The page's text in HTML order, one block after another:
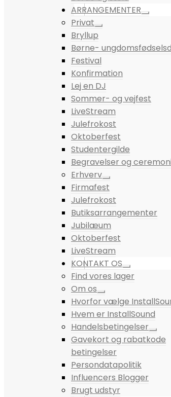
ARRANGEMENTER
Privat
Bryllup
Børne-
Festival
Konfirmation
Lej en DJ
Sommer- og vejfest
LiveStream
Julefrokost
Oktoberfest
Studentergilde
Begravelser og
Erhverv
Firmafest
Julefrokost
Butiksarrangementer
Jubilæum
Oktoberfest
LiveStream
KONTAKT OS
Find vores lager
Om os
Hvorfor vælge
Hvem er InstallSound
Handelsbetingelser
Gavekort og rabatkode
betingelser
Persondatapolitik
Influencers Blogger
Brugt udstyr